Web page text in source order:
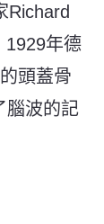
Richard
1929年德
頭蓋骨
腦波的記